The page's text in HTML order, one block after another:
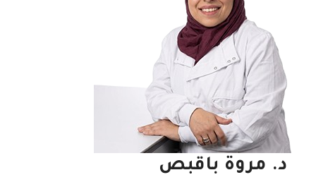
د. مروة باقبص